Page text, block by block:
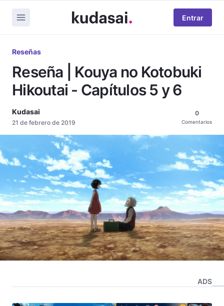
Entrar
Reseñas
Reseña | Kouya no Kotobuki
Hikoutai - Capítulos 5 y 6
Kudasai
21 de febrero de 2019
0
Comentarios
ADS